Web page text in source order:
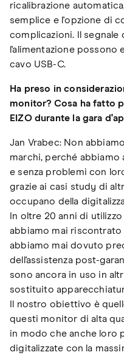
ricalibrazione
semplice e l'opzione di
complicazioni. Il segnale
l'alimentazione possono
cavo USB-C.
Ha preso in
monitor? Cosa ha fatto
EIZO durante la gara
Jan Vrabec: Non
marchi, perché
e senza problemi con
grazie ai casi study di
occupano della
In oltre 20 anni di
abbiamo mai
abbiamo mai dovuto
dell'assistenza post-
sono ancora in uso in
sostituito
Il nostro obiettivo è
questi monitor di alta
in modo che anche loro
digitalizzate con la